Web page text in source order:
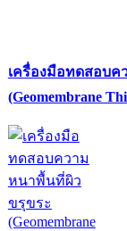
เครื่องมือทดสอบ
(Geomembrane